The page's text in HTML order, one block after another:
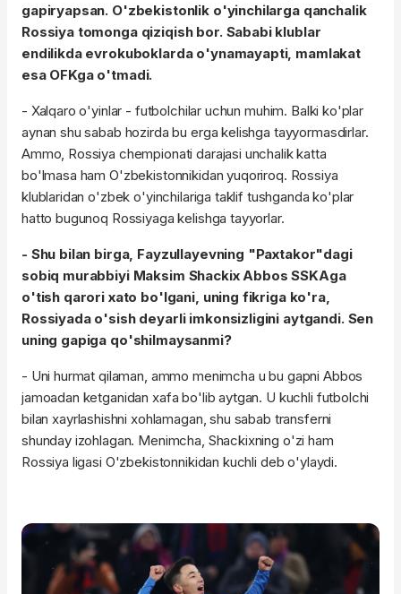
gapiryapsan. O'zbekistonlik o'yinchilarga qanchalik
Rossiya tomonga qiziqish bor. Sababi klublar
endilikda evrokuboklarda o'ynamayapti, mamlakat
esa OFKga o'tmadi.
- Xalqaro o'yinlar - futbolchilar uchun muhim. Balki ko'plar
aynan shu sabab hozirda bu erga kelishga tayyormasdirlar.
Ammo, Rossiya chempionati darajasi unchalik katta
bo'lmasa ham O'zbekistonnikidan yuqoriroq. Rossiya
klublaridan o'zbek o'yinchilariga taklif tushganda ko'plar
hatto bugunoq Rossiyaga kelishga tayyorlar.
- Shu bilan birga, Fayzullayevning "Paxtakor"dagi
sobiq murabbiyi Maksim Shackix Abbos SSKAga
o'tish qarori xato bo'lgani, uning fikriga ko'ra,
Rossiyada o'sish deyarli imkonsizligini aytgandi. Sen
uning gapiga qo'shilmaysanmi?
- Uni hurmat qilaman, ammo menimcha u bu gapni Abbos
jamoadan ketganidan xafa bo'lib aytgan. U kuchli futbolchi
bilan xayrlashishni xohlamagan, shu sabab transferni
shunday izohlagan. Menimcha, Shackixning o'zi ham
Rossiya ligasi O'zbekistonnikidan kuchli deb o'ylaydi.